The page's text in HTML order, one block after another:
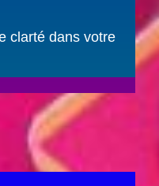
clarté dans votre